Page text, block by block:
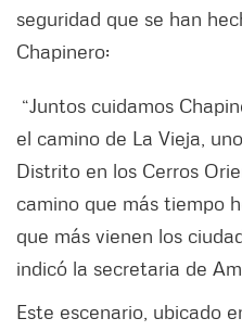
seguridad que se han
Chapinero:
“Juntos cuidamos
el camino de La Vieja,
Distrito en los Cerros
camino que más tiempo
que más vienen los
indicó la secretaria de
Este escenario, ubicado